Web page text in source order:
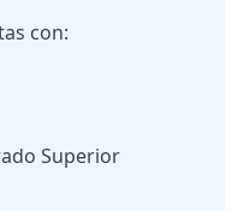
con:
Superior